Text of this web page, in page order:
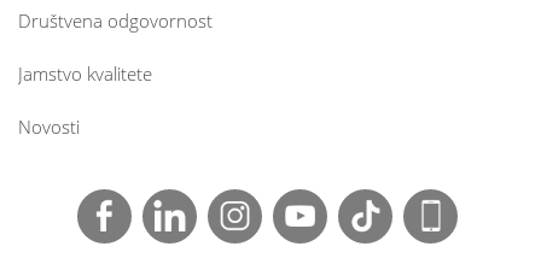
Društvena odgovornost
Jamstvo kvalitete
Novosti